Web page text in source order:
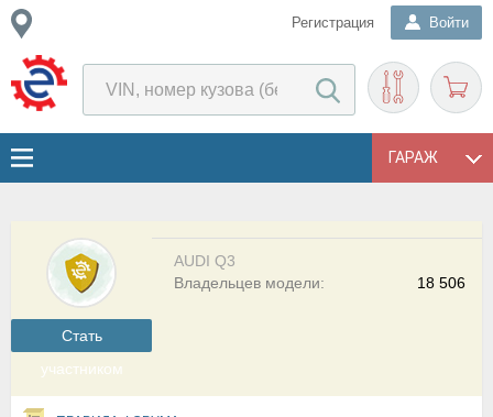
Регистрация Войти
ГАРАЖ
Cтать
участником
AUDI Q3
18 506
Владельцев модели: